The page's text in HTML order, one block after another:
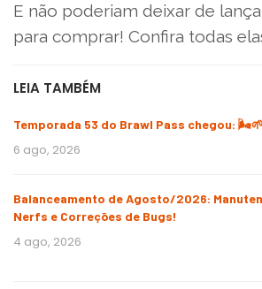
E não poderiam deixar de
para comprar! Confira todas
LEIA TAMBÉM
Temporada 53 do Brawl Pass chegou:
6 ago, 2026
Balanceamento de Agosto/2026:
Nerfs e Correções de Bugs!
4 ago, 2026